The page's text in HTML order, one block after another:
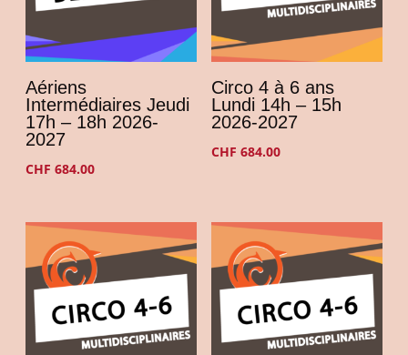
Aériens
Intermédiaires Jeudi
17h – 18h 2026-
2027
CHF 684.00
Circo 4 à 6 ans
Lundi 14h – 15h
2026-2027
CHF 684.00